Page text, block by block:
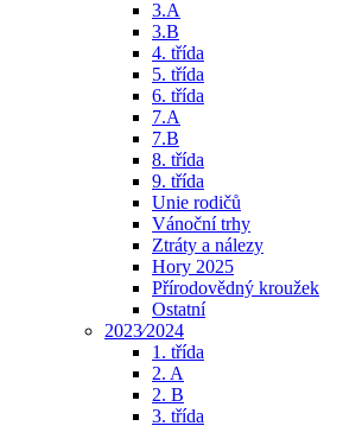
3.A
3.B
4. třída
5. třída
6. třída
7.A
7.B
8. třída
9. třída
Unie rodičů
Vánoční trhy
Ztráty a nálezy
Hory 2025
Přírodovědný kroužek
Ostatní
2023⁄2024
1. třída
2. A
2. B
3. třída